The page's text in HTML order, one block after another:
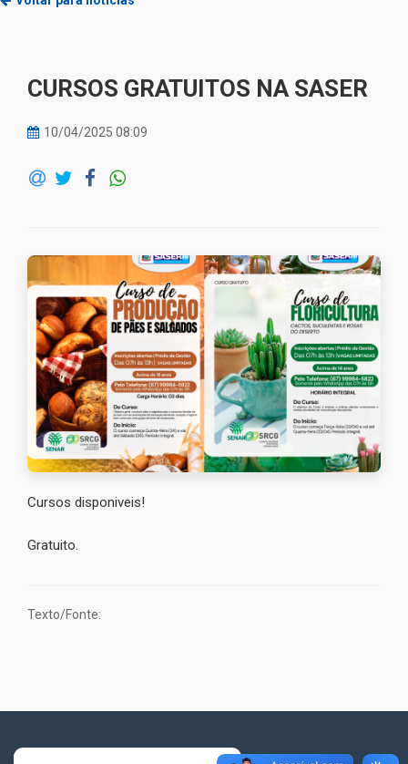
CURSOS GRATUITOS NA SASER
10/04/2025 08:09
Cursos disponiveis!
Gratuito.
Texto/Fonte: